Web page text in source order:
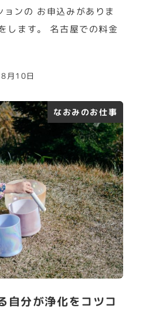
ョンの お申込みがありま
します。 名古屋での料金
月10日
なおみのお仕事
自分が浄化をコツコ